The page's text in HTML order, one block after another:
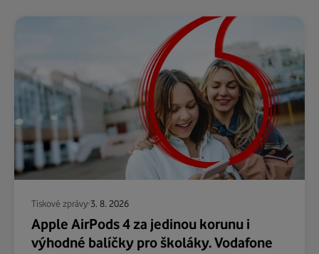
Tiskové zprávy 3. 8. 2026
Apple AirPods 4 za jedinou korunu i
výhodné balíčky pro školáky. Vodafone